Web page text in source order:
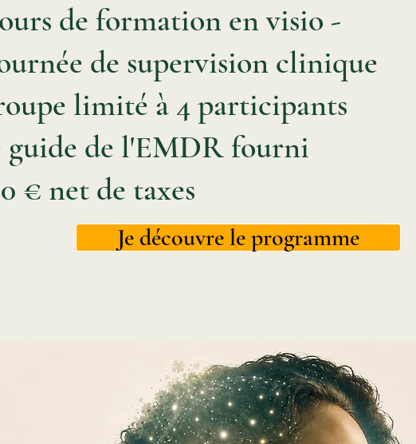
de formation en visio -
de supervision clinique
limité à 4 participants
guide de l'EMDR fourni
€ net de taxes
Je découvre le programme